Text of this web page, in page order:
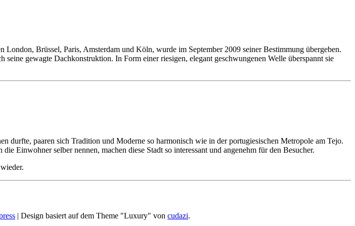
Brüssel, Paris, Amsterdam und Köln, wurde im September 2009 seiner Bestimmung übergeben.
seine gewagte Dachkonstruktion. In Form einer riesigen, elegant geschwungenen Welle überspannt sie
durfte, paaren sich Tradition und Moderne so harmonisch wie in der portugiesischen Metropole am Tejo.
Einwohner selber nennen, machen diese Stadt so interessant und angenehm für den Besucher.
| Design basiert auf dem Theme "Luxury" von cudazi.